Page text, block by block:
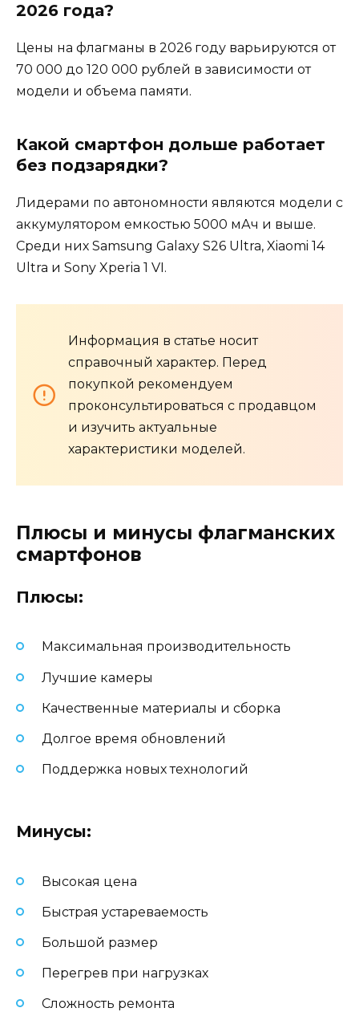
2026 года?
Цены на флагманы в 2026 году варьируются от
70 000 до 120 000 рублей в зависимости от
модели и объема памяти.
Какой смартфон дольше работает
без подзарядки?
Лидерами по автономности являются модели с
аккумулятором емкостью 5000 мАч и выше.
Среди них Samsung Galaxy S26 Ultra, Xiaomi 14
Ultra и Sony Xperia 1 VI.
Информация в статье носит
справочный характер. Перед
покупкой рекомендуем
проконсультироваться с продавцом
и изучить актуальные
характеристики моделей.
Плюсы и минусы флагманских
смартфонов
Плюсы:
Максимальная производительность
Лучшие камеры
Качественные материалы и сборка
Долгое время обновлений
Поддержка новых технологий
Минусы:
Высокая цена
Быстрая устареваемость
Большой размер
Перегрев при нагрузках
Сложность ремонта